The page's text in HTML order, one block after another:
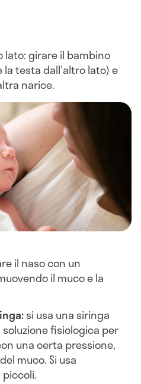
lato: girare il bambino
testa dall'altro lato) e
narice.
il naso con un
il muco e la
si usa una siringa
fisiologica per
una certa pressione,
muco. Si usa